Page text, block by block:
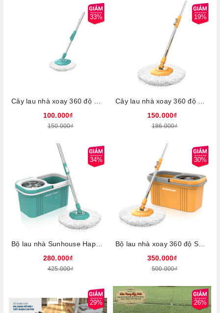
33%
100.000₫
150.000₫
19%
150.000₫
186.000₫
34%
Bộ lau nhà Sunhouse Happy Time KH-CL330S, Chất liệu nhựa an toàn cho sức khỏe, Lồng inox siêu bền, Bông lau bằng sợi Microfiber thấm hút nước
280.000₫
425.000₫
30%
350.000₫
500.000₫
29% 26%